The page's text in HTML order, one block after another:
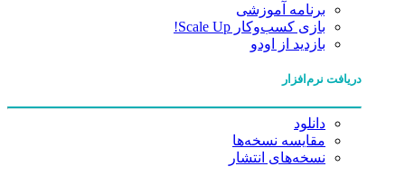
برنامه آموزشی
بازی کسب‌وکار Scale Up!
بازدید از اودو
دریافت نرم‌افزار
دانلود
مقایسه نسخه‌ها
نسخه‌های انتشار